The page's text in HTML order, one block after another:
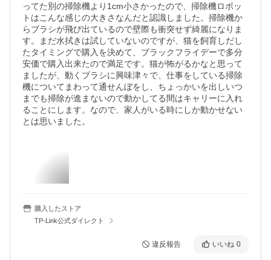
ってた別の掃除機より1cm小さかったので、掃除機ロボッ
トはこんな感じの大きさなんだと認識しました。掃除機か
らブラシが飛び出ているので壁際も衝突せず綺麗になりま
す。まだ水拭きは試していないのですが、猫を飼育しだし
たタイミングで購入を決めて、ブラックフライデーで多分
安価で購入出来たので満足です。猫が怖がるかなと思って
ましたが、動くブラシに興味津々で、仕事をしている掃除
機についてまわって通せんぼをし、ちょっかいを出しいつ
までも掃除が進まないので動かしてる間はキャリーに入れ
ることにします。なので、家人がいる時にしか動かせない
とは思いました。
購入したストア
TP-Link公式ダイレクト
違反報告 いいね 0